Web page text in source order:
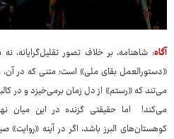
آگاه: شاهنامه، بر خلاف تصور تقلیل‌گرایانه،
«دستورالعمل بقای ملی» است؛ متنی که در
می‌تند که «رستم» از دل زمان برمی‌خیزد و در
می‌کند! اما حقیقتی گزنده در این میان
کوهستان‌های البرز باشد، اگر در آینه